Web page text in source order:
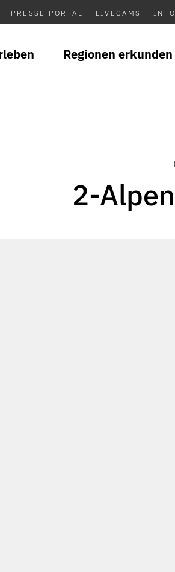
PRESSE PORTAL LIVECAMS
Regionen erkunden
2-